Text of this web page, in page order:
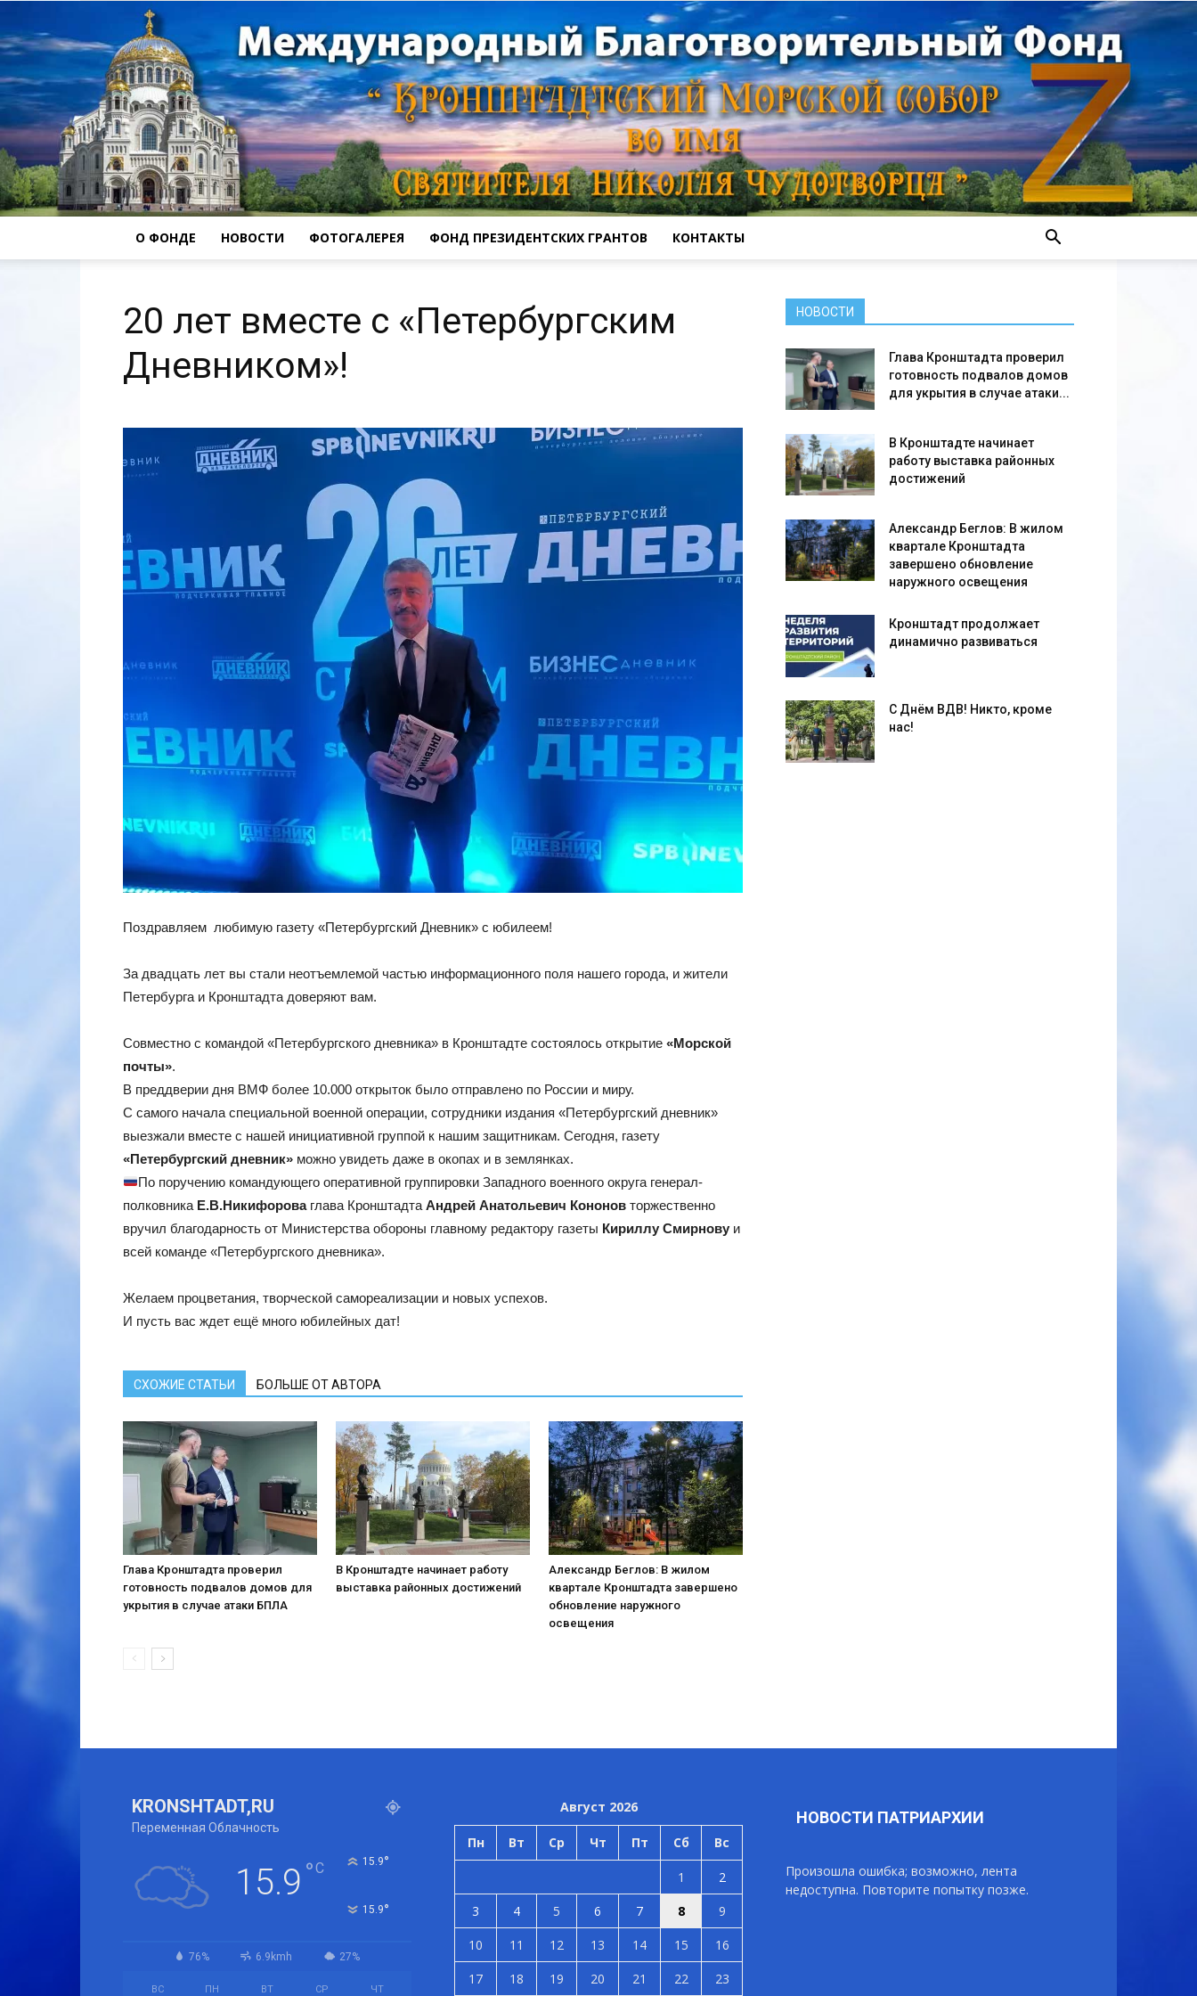
О ФОНДЕ НОВОСТИ ФОТОГАЛЕРЕЯ ФОНД ПРЕЗИДЕНТСКИХ ГРАНТОВ КОНТАКТЫ
20 лет вместе с «Петербургским
Дневником»!
Поздравляем любимую газету «Петербургский Дневник» с юбилеем!
За двадцать лет вы стали неотъемлемой частью информационного поля нашего города, и жители
Петербурга и Кронштадта доверяют вам.
Совместно с командой «Петербургского дневника» в Кронштадте состоялось открытие «Морской
почты».
В преддверии дня ВМФ более 10.000 открыток было отправлено по России и миру.
С самого начала специальной военной операции, сотрудники издания «Петербургский дневник»
выезжали вместе с нашей инициативной группой к нашим защитникам. Сегодня, газету
«Петербургский дневник» можно увидеть даже в окопах и в землянках.
По поручению командующего оперативной группировки Западного военного округа генерал-
полковника Е.В.Никифорова глава Кронштадта Андрей Анатольевич Кононов торжественно
вручил благодарность от Министерства обороны главному редактору газеты Кириллу Смирнову и
всей команде «Петербургского дневника».
Желаем процветания, творческой самореализации и новых успехов.
И пусть вас ждет ещё много юбилейных дат!
СХОЖИЕ СТАТЬИ БОЛЬШЕ ОТ АВТОРА
Глава Кронштадта проверил
готовность подвалов домов для
укрытия в случае атаки БПЛА
В Кронштадте начинает работу
выставка районных достижений
Александр Беглов: В жилом
квартале Кронштадта завершено
обновление наружного
освещения
НОВОСТИ
Глава Кронштадта проверил
готовность подвалов домов
для укрытия в случае атаки...
В Кронштадте начинает
работу выставка районных
достижений
Александр Беглов: В жилом
квартале Кронштадта
завершено обновление
наружного освещения
Кронштадт продолжает
динамично развиваться
С Днём ВДВ! Никто, кроме
нас!
KRONSHTADT,RU
Переменная Облачность
15.9 °C 15.9°
15.9°
76% 6.9kmh 27%
ВС ПН ВТ СР ЧТ
Август 2026
Пн Вт Ср Чт Пт Сб Вс
1
2
3
4 5 6 7 8
9
10
11 12 13 14 15
16
17
18 19 20 21 22 23
НОВОСТИ ПАТРИАРХИИ
Произошла ошибка; возможно, лента
недоступна. Повторите попытку позже.